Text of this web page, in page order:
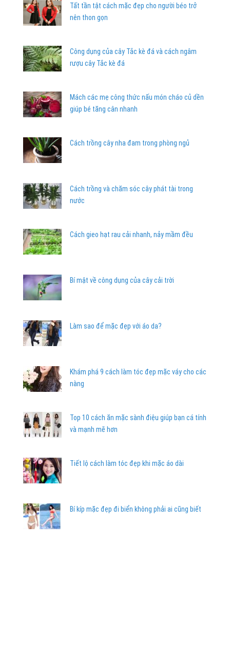
Tất tần tật cách mặc đẹp cho người béo trở
nên thon gọn
Công dụng của cây Tắc kè đá và cách ngâm
rượu cây Tắc kè đá
Mách các mẹ công thức nấu món cháo củ dền
giúp bé tăng cân nhanh
Cách trồng cây nha đam trong phòng ngủ
Cách trồng và chăm sóc cây phát tài trong
nước
Cách gieo hạt rau cải nhanh, nảy mầm đều
Bí mật về công dụng của cây cải trời
Làm sao để mặc đẹp với áo da?
Khám phá 9 cách làm tóc đẹp mặc váy cho các
nàng
Top 10 cách ăn mặc sành điệu giúp bạn cá tính
và mạnh mẽ hơn
Tiết lộ cách làm tóc đẹp khi mặc áo dài
Bí kíp mặc đẹp đi biển không phải ai cũng biết